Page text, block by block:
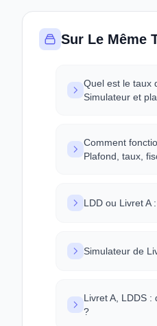
Sur Le Même
Quel est le taux
Simulateur et
Comment
Plafond, taux,
LDD ou Livret A
Simulateur de
Livret A, LDDS :
?